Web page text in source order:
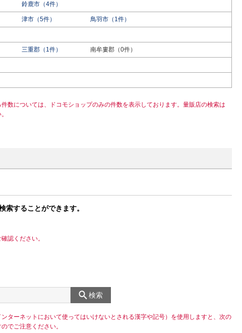
鈴鹿市（4件）
津市（5件） 鳥羽市（1件）
三重郡（1件） 南牟婁郡（0件）
数については、ドコモショップのみの件数を表示しております。量販店の検索は
索することができます。
認ください。
検索
ターネットにおいて使ってはいけないとされる漢字や記号）を使用しますと、次の
でご注意ください。